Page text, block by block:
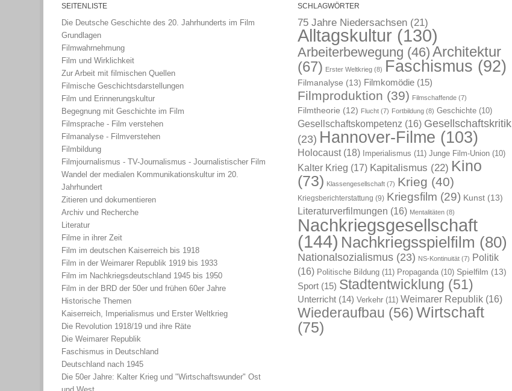
SEITENLISTE
Die Deutsche Geschichte des 20. Jahrhunderts im Film
Grundlagen
Filmwahrnehmung
Film und Wirklichkeit
Zur Arbeit mit filmischen Quellen
Filmische Geschichtsdarstellungen
Film und Erinnerungskultur
Begegnung mit Geschichte im Film
Filmsprache - Film verstehen
Filmanalyse - Filmverstehen
Filmbildung
Filmjournalismus - TV-Journalismus - Journalistischer Film
Wandel der medialen Kommunikationskultur im 20.
Jahrhundert
Zitieren und dokumentieren
Archiv und Recherche
Literatur
Filme in ihrer Zeit
Film im deutschen Kaiserreich bis 1918
Film in der Weimarer Republik 1919 bis 1933
Film im Nachkriegsdeutschland 1945 bis 1950
Film in der BRD der 50er und frühen 60er Jahre
Historische Themen
Kaiserreich, Imperialismus und Erster Weltkrieg
Die Revolution 1918/19 und ihre Räte
Die Weimarer Republik
Faschismus in Deutschland
Deutschland nach 1945
Die 50er Jahre: Kalter Krieg und "Wirtschaftswunder" Ost
SCHLAGWÖRTER
75 Jahre Niedersachsen (21)
Alltagskultur (130)
Arbeiterbewegung (46) Architektur
(67) Erster Weltkrieg (8) Faschismus (92)
Filmanalyse (13) Filmkomödie (15)
Filmproduktion (39) Filmschaffende (7)
Filmtheorie (12) Flucht (7) Fortbildung (8) Geschichte (10)
Gesellschaftskompetenz (16) Gesellschaftskritik
(23) Hannover-Filme (103)
Holocaust(18) Imperialismus (11) Junge Film-Union (10)
Kalter Krieg (17) Kapitalismus (22) Kino
(73) Klassengesellschaft (7) Krieg (40)
Kriegsberichterstattung (9) Kriegsfilm (29) Kunst (13)
Literaturverfilmungen (16) Mentalitäten (8)
Nachkriegsgesellschaft
(144) Nachkriegsspielfilm (80)
Nationalsozialismus (23) NS-Kontinuität (7) Politik
(16) Politische Bildung (11) Propaganda (10) Spielfilm (13)
Sport (15) Stadtentwicklung (51)
Unterricht (14) Verkehr (11) Weimarer Republik (16)
Wiederaufbau (56)Wirtschaft
(75)